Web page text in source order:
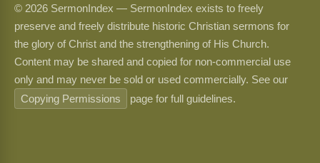
© 2026 SermonIndex — SermonIndex exists to freely
preserve and freely distribute historic Christian sermons for
the glory of Christ and the strengthening of His Church.
Content may be shared and copied for non-commercial use
only and may never be sold or used commercially. See our
Copying Permissions
page for full guidelines.